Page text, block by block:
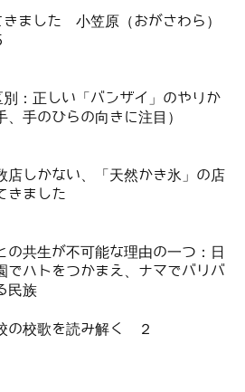
ました 小笠原（おがさわら）
：正しい「バンザイ」のやりか
、手のひらの向きに注目）
店しかない、「天然かき氷」の店
きました
の共生が不可能な理由の一つ：日
でハトをつかまえ、ナマでバリバ
民族
の校歌を読み解く ２